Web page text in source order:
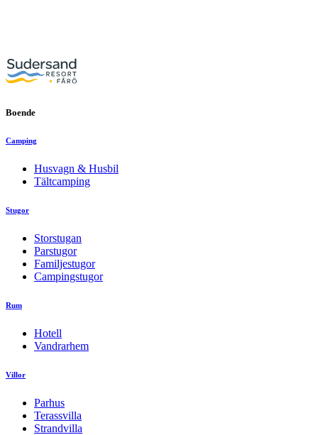
Boende
Camping
Husvagn & Husbil
Tältcamping
Stugor
Storstugan
Parstugor
Familjestugor
Campingstugor
Rum
Hotell
Vandrarhem
Villor
Parhus
Terassvilla
Strandvilla